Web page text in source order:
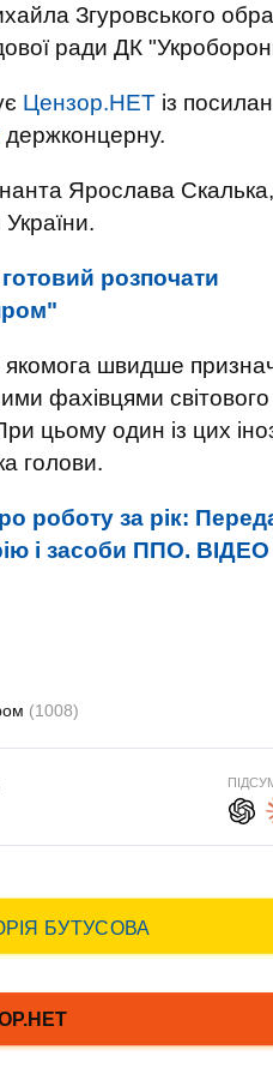
Згуровського
ради ДК
Цензор.НЕТ із
держконцерну.
Ярослава
розпочати
якомога швидше
фахівцями світового
цьому один із цих
голови.
роботу за рік:
і засоби ППО. ВIДЕО
(1008)